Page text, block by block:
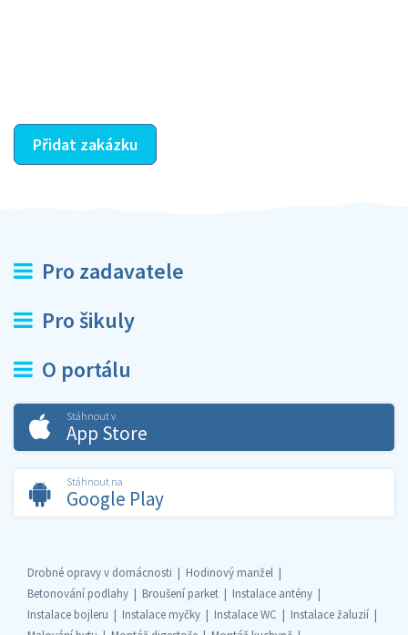
Přidat zakázku
Pro zadavatele
Pro šikuly
O portálu
Stáhnout v
App Store
Stáhnout na
Google Play
Drobné opravy v domácnosti
Hodinový manžel
Betonování podlahy
Broušení parket
Instalace antény
Instalace bojleru
Instalace myčky Instalace WC
Instalace žaluzií